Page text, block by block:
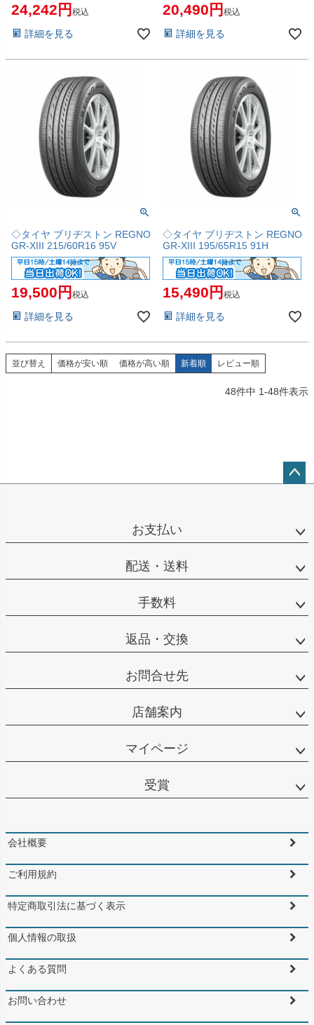
24,242 税込
詳細を見る
20,490 税込
詳細を見る
◇タイヤ ブリヂストン REGNO
GR-XIII 215/60R16 95V
19,500 税込
詳細を見る
◇タイヤ ブリヂストン REGNO
GR-XIII 195/65R15 91H
15,490 税込
詳細を見る
並び替え 価格が安い順 価格が高い順 新着順 レビュー順
48件中 1-48件表示
お支払い
配送・送料
手数料
返品・交換
お問合せ先
店舗案内
マイページ
受賞
会社概要
ご利用規約
特定商取引法に基づく表示
個人情報の取扱
よくある質問
お問い合わせ